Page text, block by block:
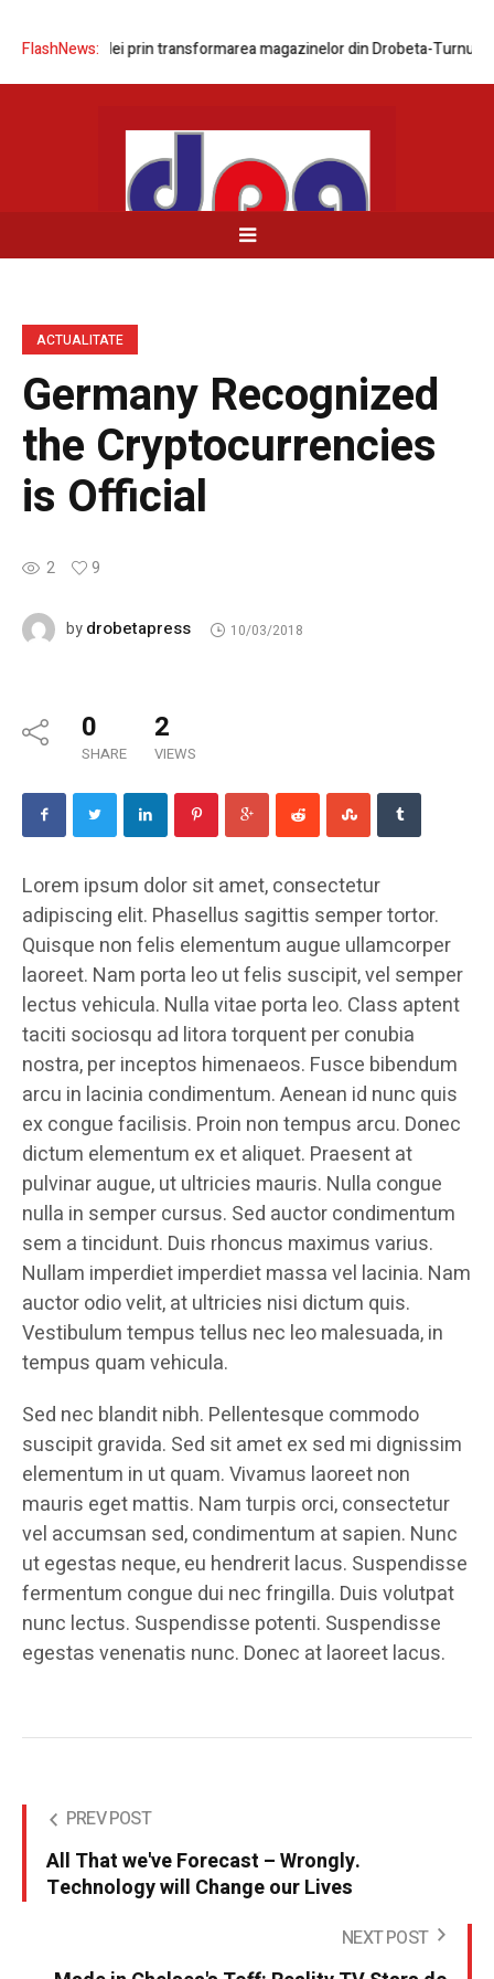
FlashNews:
rețelei prin transformarea magazinelor din Drobeta-Turnu
ACTUALITATE
Germany Recognized
the Cryptocurrencies
is Official
2 9
bydrobetapress 10/03/2018
0
SHARE
2
VIEWS
Lorem ipsum dolor sit amet, consectetur
adipiscing elit. Phasellus sagittis semper tortor.
Quisque non felis elementum augue ullamcorper
laoreet. Nam porta leo ut felis suscipit, vel semper
lectus vehicula. Nulla vitae porta leo. Class aptent
taciti sociosqu ad litora torquent per conubia
nostra, per inceptos himenaeos. Fusce bibendum
arcu in lacinia condimentum. Aenean id nunc quis
ex congue facilisis. Proin non tempus arcu. Donec
dictum elementum ex et aliquet. Praesent at
pulvinar augue, ut ultricies mauris. Nulla congue
nulla in semper cursus. Sed auctor condimentum
sem a tincidunt. Duis rhoncus maximus varius.
Nullam imperdiet imperdiet massa vel lacinia. Nam
auctor odio velit, at ultricies nisi dictum quis.
Vestibulum tempus tellus nec leo malesuada, in
tempus quam vehicula.
Sed nec blandit nibh. Pellentesque commodo
suscipit gravida. Sed sit amet ex sed mi dignissim
elementum in ut quam. Vivamus laoreet non
mauris eget mattis. Nam turpis orci, consectetur
vel accumsan sed, condimentum at sapien. Nunc
ut egestas neque, eu hendrerit lacus. Suspendisse
fermentum congue dui nec fringilla. Duis volutpat
nunc lectus. Suspendisse potenti. Suspendisse
egestas venenatis nunc. Donec at laoreet lacus.
PREV POST
All That we've Forecast – Wrongly.
Technology will Change our Lives
NEXT POST